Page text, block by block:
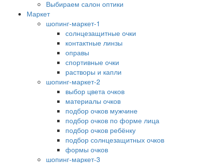
Выбираем салон оптики
Маркет
шопинг-маркет-1
солнцезащитные очки
контактные линзы
оправы
спортивные очки
растворы и капли
шопинг-маркет-2
выбор цвета очков
материалы очков
подбор очков мужчине
подбор очков по форме лица
подбор очков ребёнку
подбор солнцезащитных очков
формы очков
шопинг-маркет-3